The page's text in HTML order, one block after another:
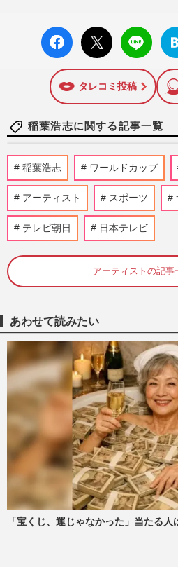
facebo
ok い
X ポス
ト
LINE
は
ブ
に
タレコミ投稿
稲葉浩志に関する記事一覧
B'z稲葉浩志が歌
ソング『タッチ
ル」世界水泳『
週刊女性PRIME
NHK紅白歌合戦
ウルトラパフォ
い歌唱力を支え
週刊女性2025年1月21日
《NHK紅白歌合
でSnow Man出
ギを握るB'zと
週刊女性2024年10月15
B’z稲葉浩志、渋
りショットに
ね」周囲に全く
週刊女性PRIME
稲葉浩志と松本
35周年！同期は
カシ、シャ乱Q
稲葉浩志 ワールドカップ
アーティスト スポーツ
テレビ朝日 日本テレビ
アーティストの記事
あわせて読みたい
「宝くじ、運じゃなかった」当たる人